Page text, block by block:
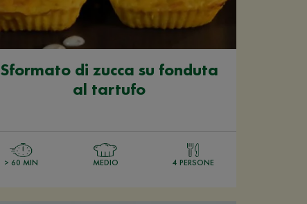
Sformato di zucca su fonduta
al tartufo
> 60 MIN MEDIO 4 PERSONE